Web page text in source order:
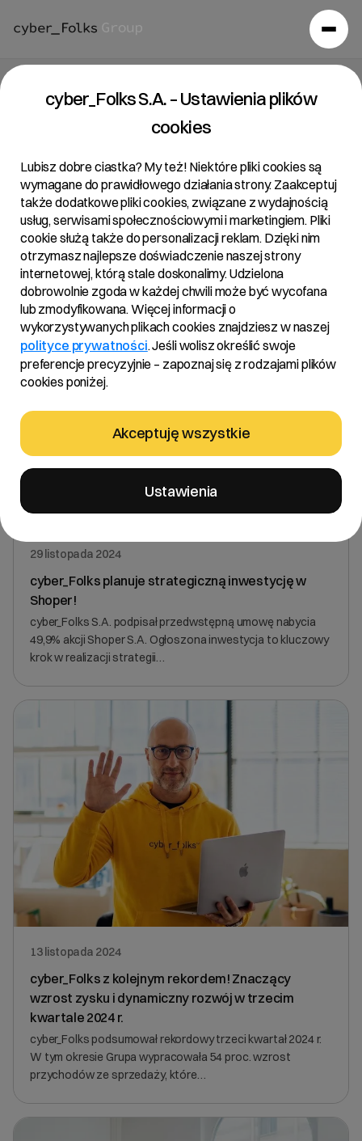
Aktualności
Komunikaty prasowe i newsy ze świata cyber_Folks
Wybierz rok:
2026 2025 2024 2023 2022 2021
2020 2019 2018
29 listopada 2024
cyber_Folks planuje strategiczną inwestycję w
Shoper!
cyber_Folks S.A. podpisał przedwstępną umowę nabycia
49,9% akcji Shoper S.A. Ogłoszona inwestycja to kluczowy
krok w realizacji strategii…
13 listopada 2024
cyber_Folks z kolejnym rekordem! Znaczący
wzrost zysku i dynamiczny rozwój w trzecim
kwartale 2024 r.
cyber_Folks podsumował rekordowy trzeci kwartał 2024 r.
W tym okresie Grupa wypracowała 54 proc. wzrost
przychodów ze sprzedaży, które…
cyber_Folks S.A. – Ustawienia plików
cookies
Lubisz dobre ciastka? My też! Niektóre pliki cookies są
wymagane do prawidłowego działania strony. Zaakceptuj
także dodatkowe pliki cookies, związane z wydajnością
usług, serwisami społecznościowymi i marketingiem. Pliki
cookie służą także do personalizacji reklam. Dzięki nim
otrzymasz najlepsze doświadczenie naszej strony
internetowej, którą stale doskonalimy. Udzielona
dobrowolnie zgoda w każdej chwili może być wycofana
lub zmodyfikowana. Więcej informacji o
wykorzystywanych plikach cookies znajdziesz w naszej
polityce prywatności. Jeśli wolisz określić swoje
preferencje precyzyjnie – zapoznaj się z rodzajami plików
cookies poniżej.
Akceptuję wszystkie
Ustawienia